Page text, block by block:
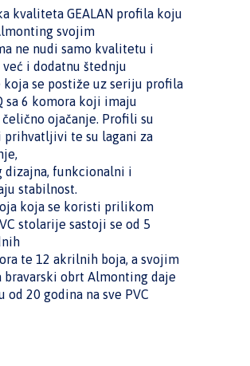
kvaliteta GEALAN profila koju
svojim
ne nudi samo kvalitetu i
i dodatnu štednju
se postiže uz seriju profila
sa 6 komora koji imaju
ojačanje. Profili su
prihvatljivi te su lagani za
dizajna, funkcionalni i
stabilnost.
koja se koristi prilikom
stolarije sastoji se od 5
te 12 akrilnih boja, a svojim
bravarski obrt Almonting daje
od 20 godina na sve PVC